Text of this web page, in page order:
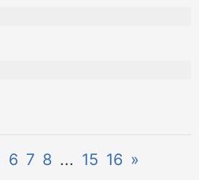
6 7 8 ... 15 16 »